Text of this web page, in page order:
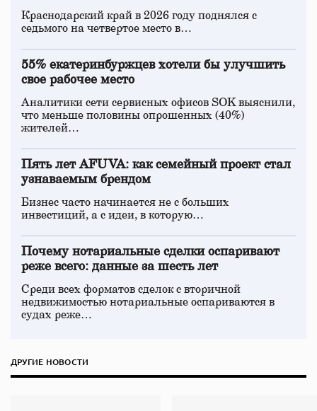
Краснодарский край в 2026 году поднялся с
седьмого на четвертое место в…
55% екатеринбуржцев хотели бы улучшить
свое рабочее место
Аналитики сети сервисных офисов SOK выяснили,
что меньше половины опрошенных (40%)
жителей…
Пять лет AFUVA: как семейный проект стал
узнаваемым брендом
Бизнес часто начинается не с больших
инвестиций, а с идеи, в которую…
Почему нотариальные сделки оспаривают
реже всего: данные за шесть лет
Среди всех форматов сделок с вторичной
недвижимостью нотариальные оспариваются в
судах реже…
ДРУГИЕ НОВОСТИ